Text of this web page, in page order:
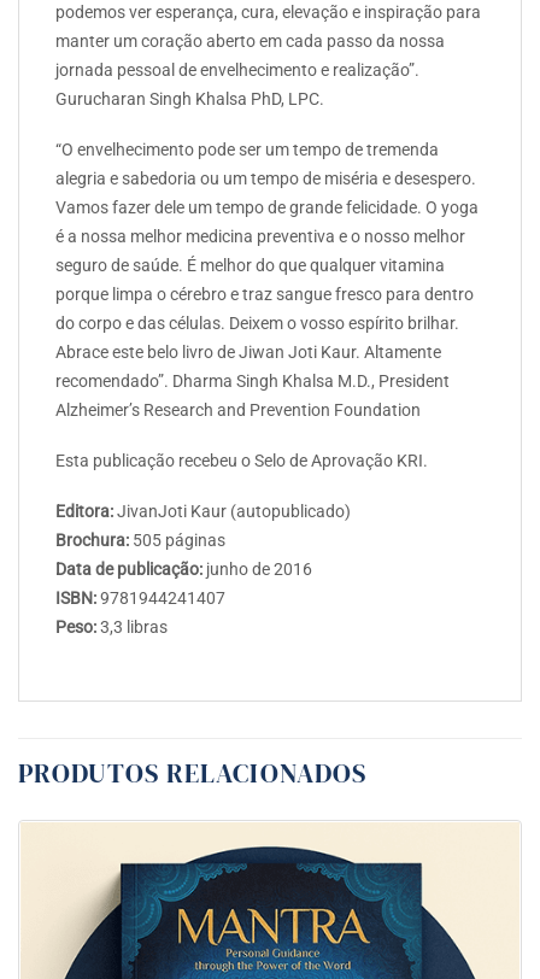
podemos ver esperança, cura, elevação e inspiração para
manter um coração aberto em cada passo da nossa
jornada pessoal de envelhecimento e realização”.
Gurucharan Singh Khalsa PhD, LPC.
“O envelhecimento pode ser um tempo de tremenda
alegria e sabedoria ou um tempo de miséria e desespero.
Vamos fazer dele um tempo de grande felicidade. O yoga
é a nossa melhor medicina preventiva e o nosso melhor
seguro de saúde. É melhor do que qualquer vitamina
porque limpa o cérebro e traz sangue fresco para dentro
do corpo e das células. Deixem o vosso espírito brilhar.
Abrace este belo livro de Jiwan Joti Kaur. Altamente
recomendado”. Dharma Singh Khalsa M.D., President
Alzheimer’s Research and Prevention Foundation
Esta publicação recebeu o Selo de Aprovação KRI.
Editora:JivanJoti Kaur (autopublicado)
Brochura: 505 páginas
Data de publicação: junho de 2016
ISBN:9781944241407
Peso:3,3 libras
PRODUTOS RELACIONADOS